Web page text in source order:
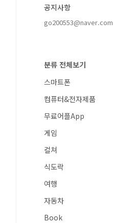
공지사항
go200553@naver.com
분류 전체보기
스마트폰
컴퓨터&전자제품
무료어플App
게임
컬쳐
식도락
여행
자동차
Book